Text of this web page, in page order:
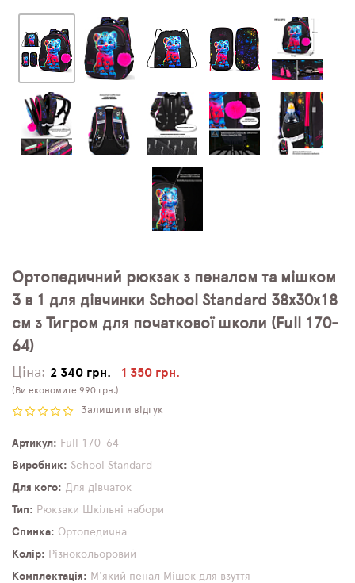
Ортопедичний рюкзак з пеналом та мішком
3 в 1 для дівчинки School Standard 38х30х18
см з Тигром для початкової школи (Full 170-
64)
Ціна: 2 340 грн. 1 350 грн.
(Ви економите 990 грн.)
Залишити відгук
Артикул
Full 170-64
Виробник
School Standard
Для кого
Для дівчаток
Тип
Рюкзаки
Шкільні набори
Спинка
Ортопедична
Колір
Різнокольоровий
Комплектація
М'який пенал Мішок для взуття